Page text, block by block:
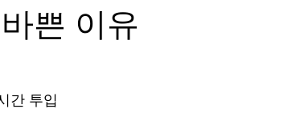
쁜 이유
간 투입